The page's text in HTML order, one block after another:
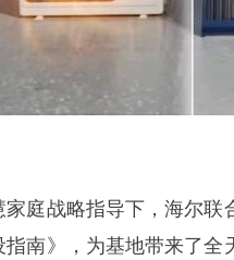
家庭战略指导下，海尔联
指南》，为基地带来了